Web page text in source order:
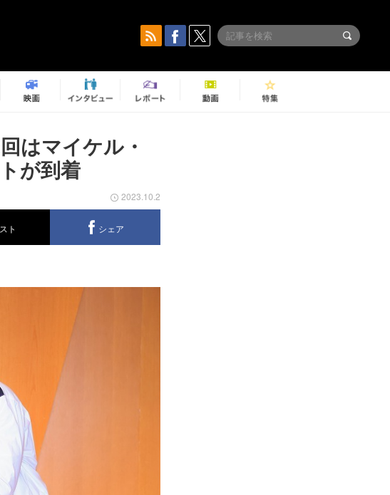
はマイケル・
が到着
2023.10.2
ト シェア